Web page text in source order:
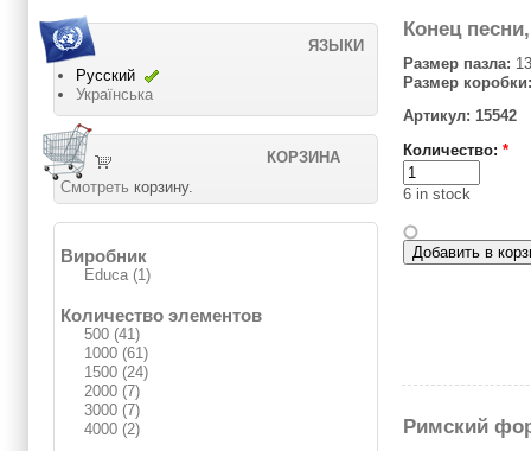
Конец
Размер пазла:
Размер коробки:
Артикул: 15542
Количество: *
6 in stock
Римский
ЯЗЫКИ
Русский
Українська
КОРЗИНА
Смотреть корзину.
Виробник
Educa (1)
Количество элементов
500 (41)
1000 (61)
1500 (24)
2000 (7)
3000 (7)
4000 (2)